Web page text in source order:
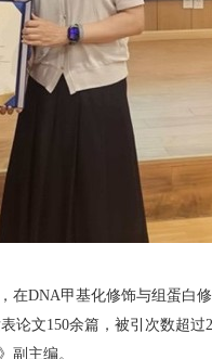
在DNA甲基化修饰与组蛋白
论文150余篇，被引次数超过2
》副主编。